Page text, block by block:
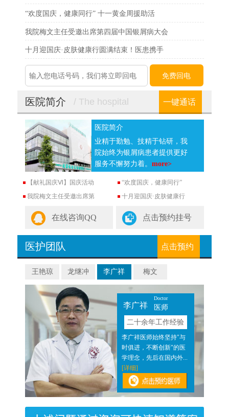
“欢度国庆，健康同行” 十一黄金周援助活
我院梅文主任受邀出席第四届中国银屑病大会
十月迎国庆·皮肤健康行圆满结束！医患携手
医院简介 / The hospital 一键通话
医院简介
业精于勤勉、技精于钻研，我
院始终为银屑病患者提供更好
服务不懈努力着。more>
【献礼国庆Ⅵ】国庆活动
“欢度国庆，健康同行”
我院梅文主任受邀出席第
十月迎国庆·皮肤健康行
在线咨询QQ 点击预约挂号
医护团队 点击预约
王艳琼 龙继冲 李广祥 梅文
李广祥
Doctor
医师
二十余年工作经验
李广祥医师始终坚持"与
时俱进，不断创新"的医
学理念，先后在国内外...
[详细]